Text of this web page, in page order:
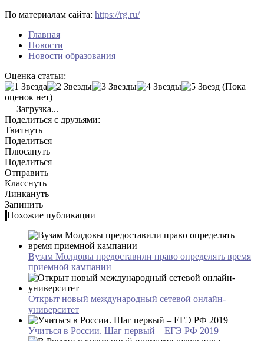
По материалам сайта: https://rg.ru/
Главная
Новости
Новости образования
Оценка статьи:
(Пока
оценок нет)
Загрузка...
Поделиться с друзьями:
Твитнуть
Поделиться
Плюсануть
Поделиться
Отправить
Класснуть
Линкануть
Запинить
Похожие публикации
Вузам Молдовы предоставили право определять время
приемной кампании
Открыт новый международный сетевой онлайн-
университет
Учиться в России. Шаг первый – ЕГЭ РФ 2019